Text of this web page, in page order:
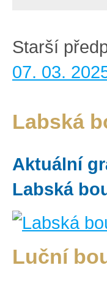
Starší
07. 03.
Labská
Aktuální
Labská
Luční